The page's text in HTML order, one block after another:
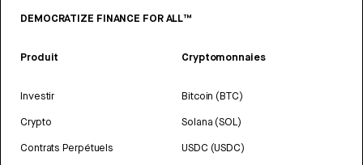
DEMOCRATIZE FINANCE FOR ALL™
Produit
Investir
Crypto
Contrats Perpétuels
Cryptomonnaies
Bitcoin (BTC)
Solana (SOL)
USDC (USDC)